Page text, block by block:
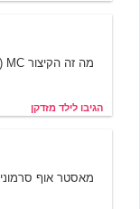
מה זה הקיצור MC (כמו בשם אם-סי-שירי)?
הגיבו לילד מזדקן
מאסטר אוף סרמוני